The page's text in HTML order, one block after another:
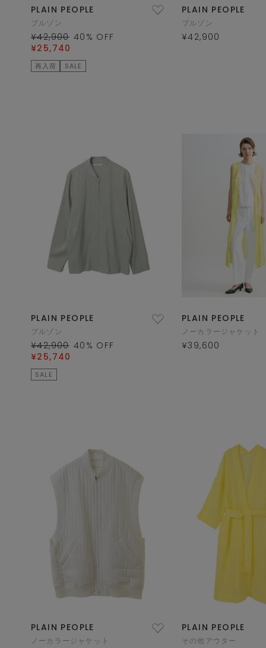
PLAIN PEOPLE
ブルゾン
¥42,900 40 % OFF
¥25,740
再入荷 SALE
PLAIN PEOPLE
ブルゾン
¥42,900
PLAIN PEOPLE
ブルゾン
¥42,900 40 % OFF
¥25,740
SALE
PLAIN PEOPLE
ノーカラージャケット
¥39,600
PLAIN PEOPLE
ノーカラージャケット
PLAIN PEOPLE
その他アウター